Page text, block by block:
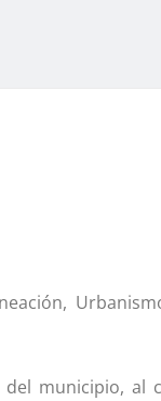
municipio, al